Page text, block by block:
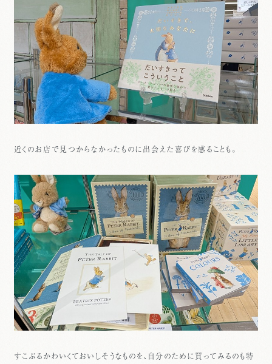
近くのお店で見つからなかったものに出会えた喜びを感ることも。
すこぶるかわいくておいしそうなものを、自分のために買ってみるのも特